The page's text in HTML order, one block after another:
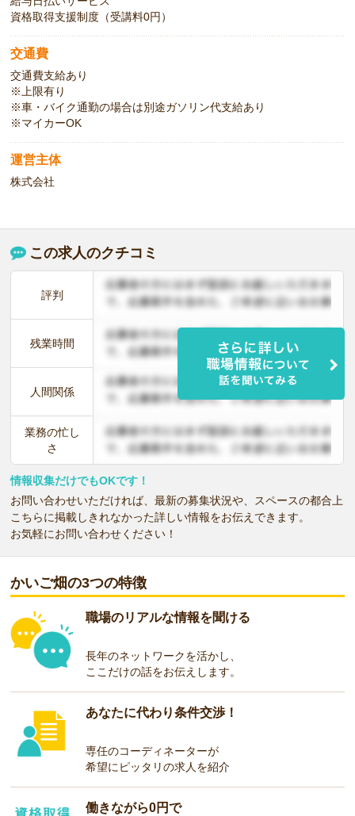
資格取得支援制度（受講料0円）
交通費
交通費支給あり
※上限有り
※車・バイク通勤の場合は別途ガソリン代支給あり
※マイカーOK
運営主体
株式会社
この求人のクチコミ
評判
残業時間
人間関係
業務の忙し
さ
情報収集だけでもOKです！
お問い合わせいただければ、最新の募集状況や、スペースの都合上
こちらに掲載しきれなかった詳しい情報をお伝えできます。
お気軽にお問い合わせください！
かいご畑の3つの特徴
職場のリアルな情報を聞ける
長年のネットワークを活かし、
ここだけの話をお伝えします。
あなたに代わり条件交渉！
専任のコーディネーターが
希望にピッタリの求人を紹介
働きながら0円で